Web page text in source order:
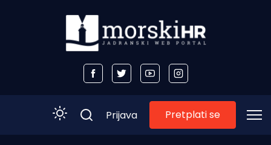
Prijava Pretplati se